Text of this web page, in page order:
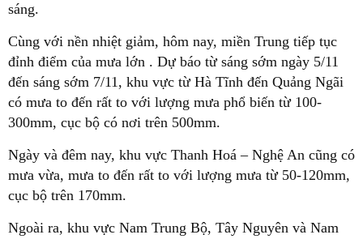
sáng.
Cùng với nền nhiệt giảm, hôm nay, miền Trung tiếp tục
đỉnh điểm của mưa lớn . Dự báo từ sáng sớm ngày 5/11
đến sáng sớm 7/11, khu vực từ Hà Tĩnh đến Quảng Ngãi
có mưa to đến rất to với lượng mưa phổ biến từ 100-
300mm, cục bộ có nơi trên 500mm.
Ngày và đêm nay, khu vực Thanh Hoá – Nghệ An cũng có
mưa vừa, mưa to đến rất to với lượng mưa từ 50-120mm,
cục bộ trên 170mm.
Ngoài ra, khu vực Nam Trung Bộ, Tây Nguyên và Nam